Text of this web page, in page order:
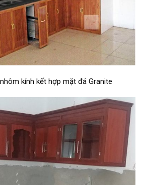
kính kết hợp mặt đá Granite